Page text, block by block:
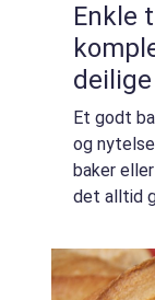
Enkle
Et godt
og
baker
det alltid
enkle,